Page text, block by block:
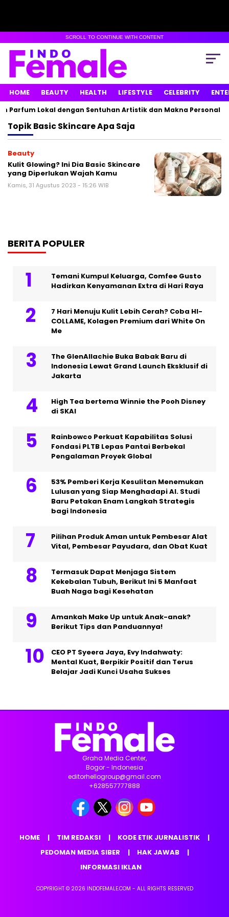
SCROLL TO CONTINUE WITH CONTENT
HOME BEAUTY HEALTH LIFESTYLE CELEBRITY
Parfum Lokal dengan Sentuhan Artistik dan Makna Personal
TopikBasic Skincare Apa Saja
Beauty
Kulit Glowing? Ini Dia Basic Skincare
yang Diperlukan Wajah Kamu
Kamis, 31 Agustus 2023 - 15:26 WIB
BERITA POPULER
Temani Kumpul Keluarga, Comfee Gusto
Hadirkan Kenyamanan Extra di Hari Raya
7 Hari Menuju Kulit Lebih Cerah? Coba HI-
COLLAME, Kolagen Premium dari White On
Me
The GlenAllachie Buka Babak Baru di
Indonesia Lewat Grand Launch Eksklusif di
Jakarta
High Tea bertema Winnie the Pooh Disney
di SKAI
Rainbowco Perkuat Kapabilitas Solusi
Fondasi PLTB Lepas Pantai Berbekal
Pengalaman Proyek Global
53% Pemberi Kerja Kesulitan Menemukan
Lulusan yang Siap Menghadapi AI. Studi
Baru Petakan Enam Langkah Strategis
bagi Indonesia
Pilihan Produk Aman untuk Pembesar Alat
Vital, Pembesar Payudara, dan Obat Kuat
Termasuk Dapat Menjaga Sistem
Kekebalan Tubuh, Berikut Ini 5 Manfaat
Buah Naga bagi Kesehatan
Amankah Make Up untuk Anak-anak?
Berikut Tips dan Panduannya!
CEO PT Syeera Jaya, Evy Indahwaty:
Mental Kuat, Berpikir Positif dan Terus
Belajar Jadi Kunci Usaha Sukses
Graha Media Center,
Bogor - Indonesia
editorhellogroup@gmail.com
+628557777888
HOME TIM REDAKSI
KODE ETIK JURNALISTIK
PEDOMAN MEDIA SIBER
HAK JAWAB
INFORMASI IKLAN
COPYRIGHT © 2026 INDOFEMALE.COM - ALL RIGHTS RESERVED